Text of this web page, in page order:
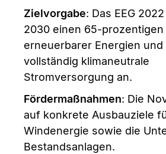
Zielvorgabe: Das EEG
2030 einen 65-prozentigen
erneuerbarer Energien
vollständig klimaneutrale
Stromversorgung an.
Fördermaßnahmen: Die
auf konkrete Ausbauziele
Windenergie sowie die
Bestandsanlagen.